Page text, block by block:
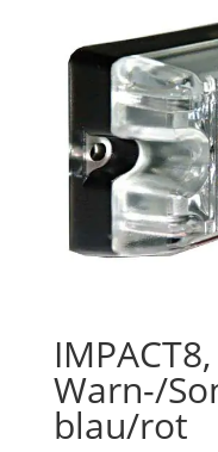
Warn-/
blau/rot